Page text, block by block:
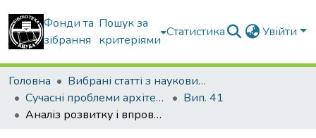
Фонди та
зібрання
Пошук за
критеріями
Статистика Увійти
Головна
Вибрані статті з наукових збірників КНУБА
Сучасні проблеми архітектури та містобудування
Вип. 41
Аналіз розвитку і впровадження концепції розміщення зовнішньої реклами в місті Києві